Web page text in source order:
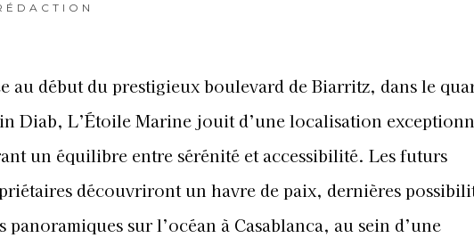
au début du prestigieux boulevard de Biarritz, dans le
Diab, L’Étoile Marine jouit d’une localisation
un équilibre entre sérénité et accessibilité. Les futurs
découvriront un havre de paix, dernières
panoramiques sur l’océan à Casablanca, au sein d’une